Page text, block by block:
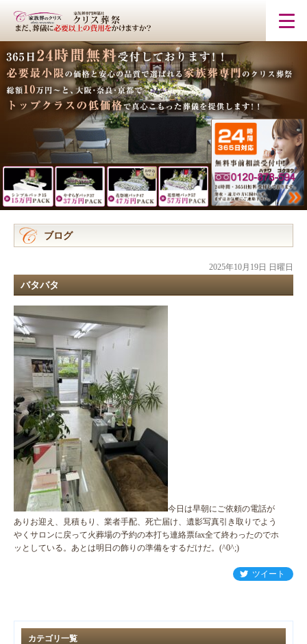
ブログ
2025年10月19日 日曜日
バタバタ
今日は早朝にご依頼の電話が
ありお迎え、見積もり、業者手配、死亡届け、遺影写真引き取りでよう
やくサロンに戻って火葬場の予約の本打ち連絡票fax全て終わったのでホ
ッとしている。あとは明日の飾りの準備をするだけだ。(^0^;)
ツイート
カテゴリ一覧